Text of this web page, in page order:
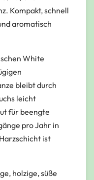
Kompakt, schnell
aromatisch
White
bleibt durch
leicht
für beengte
pro Jahr in
ist
holzige, süße